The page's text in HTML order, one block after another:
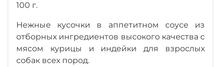
100 г.
Нежные кусочки в аппетитном соусе из
отборных ингредиентов высокого качества с
мясом курицы и индейки для взрослых
собак всех пород.